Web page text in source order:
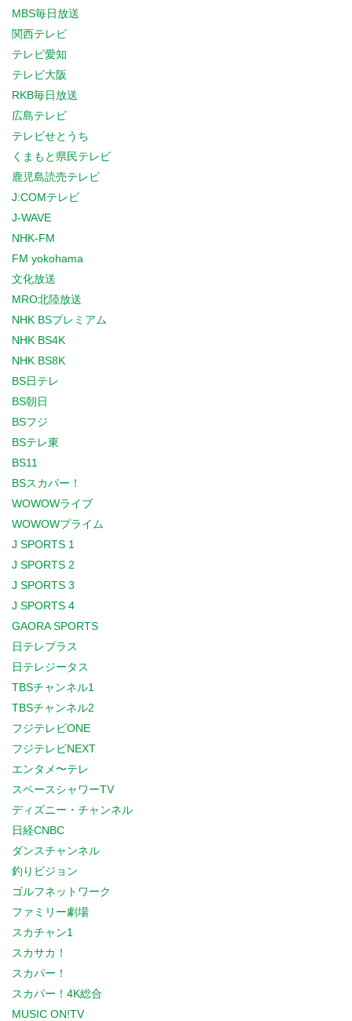
MBS毎日放送
関西テレビ
テレビ愛知
テレビ大阪
RKB毎日放送
広島テレビ
テレビせとうち
くまもと県民テレビ
鹿児島読売テレビ
J:COMテレビ
J-WAVE
NHK-FM
FM yokohama
文化放送
MRO北陸放送
NHK BSプレミアム
NHK BS4K
NHK BS8K
BS日テレ
BS朝日
BSフジ
BSテレ東
BS11
BSスカパー！
WOWOWライブ
WOWOWプライム
J SPORTS 1
J SPORTS 2
J SPORTS 3
J SPORTS 4
GAORA SPORTS
日テレプラス
日テレジータス
TBSチャンネル1
TBSチャンネル2
フジテレビONE
フジテレビNEXT
エンタメ〜テレ
スペースシャワーTV
ディズニー・チャンネル
日経CNBC
ダンスチャンネル
釣りビジョン
ゴルフネットワーク
ファミリー劇場
スカチャン1
スカサカ！
スカパー！
スカパー！4K総合
MUSIC ON!TV